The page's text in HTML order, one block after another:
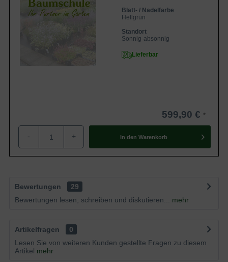
Blatt- / Nadelfarbe
Hellgrün
Standort
Sonnig-absonnig
Lieferbar
599,90 €
- + In den Warenkorb
Bewertungen
29
Bewertungen lesen, schreiben und diskutieren...
mehr
Artikelfragen
0
Lesen Sie von weiteren Kunden gestellte Fragen zu diesem
Artikel mehr